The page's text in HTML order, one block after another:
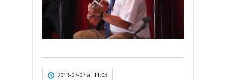
2019-07-07 at 11:05